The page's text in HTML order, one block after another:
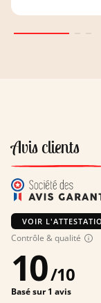
Avis clients
VOIR
Contrôle & qualité
10/10
Basé sur 1 avis